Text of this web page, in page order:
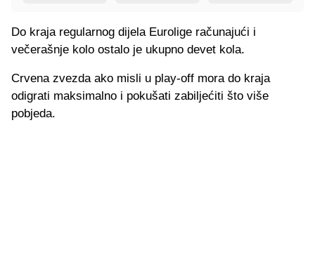
Do kraja regularnog dijela Eurolige računajući i
večerašnje kolo ostalo je ukupno devet kola.
Crvena zvezda ako misli u play-off mora do kraja
odigrati maksimalno i pokušati zabiljećiti što više
pobjeda.